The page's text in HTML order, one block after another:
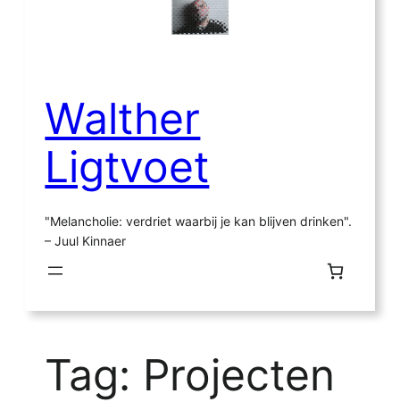
Walther
Ligtvoet
"Melancholie: verdriet waarbij je kan blijven drinken".
– Juul Kinnaer
Tag: Projecten